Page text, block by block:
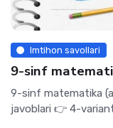
Imtihon savollari
9-sinf
9-sinf matematika
javoblari 👉 4-